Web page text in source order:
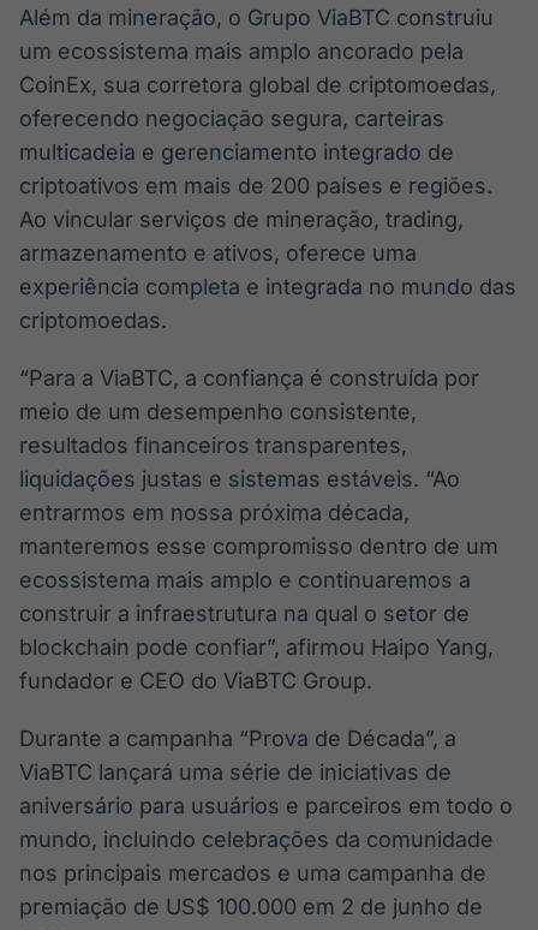
Além da mineração, o Grupo ViaBTC construiu
um ecossistema mais amplo ancorado pela
CoinEx, sua corretora global de criptomoedas,
oferecendo negociação segura, carteiras
multicadeia e gerenciamento integrado de
criptoativos em mais de 200 países e regiões.
Ao vincular serviços de mineração, trading,
armazenamento e ativos, oferece uma
experiência completa e integrada no mundo das
criptomoedas.
“Para a ViaBTC, a confiança é construída por
meio de um desempenho consistente,
resultados financeiros transparentes,
liquidações justas e sistemas estáveis. “Ao
entrarmos em nossa próxima década,
manteremos esse compromisso dentro de um
ecossistema mais amplo e continuaremos a
construir a infraestrutura na qual o setor de
blockchain pode confiar”, afirmou Haipo Yang,
fundador e CEO do ViaBTC Group.
Durante a campanha “Prova de Década”, a
ViaBTC lançará uma série de iniciativas de
aniversário para usuários e parceiros em todo o
mundo, incluindo celebrações da comunidade
nos principais mercados e uma campanha de
premiação de US$ 100.000 em 2 de junho de